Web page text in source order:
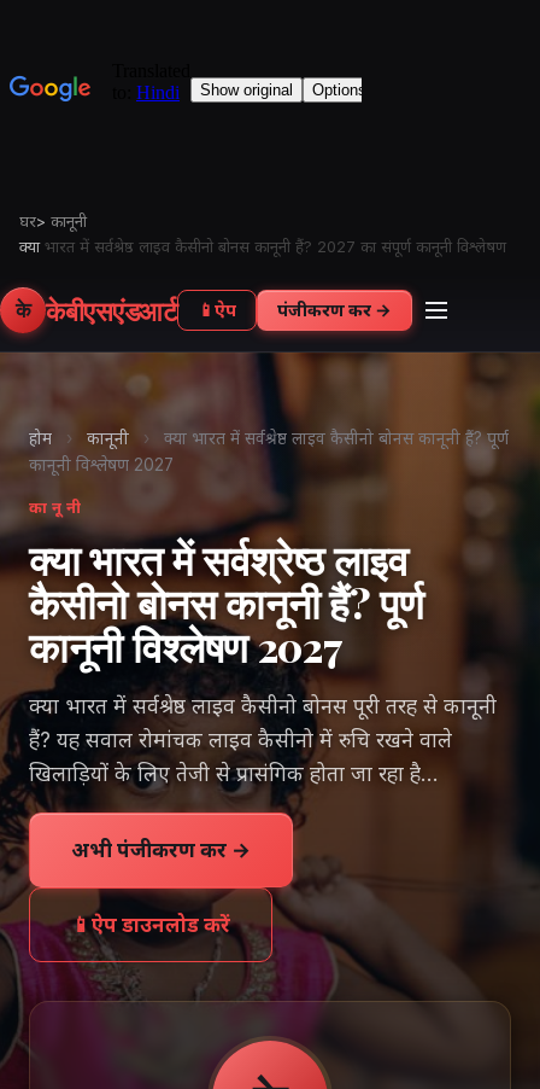
घर> कानूनी
क्याभारत में सर्वश्रेष्ठ लाइव कैसीनो बोनस कानूनी हैं? 2027 का संपूर्ण कानूनी विश्लेषण
के केबीएसएंडआर्ट 📱 ऐप पंजीकरण करें →
होम › कानूनी ›
क्या भारत में सर्वश्रेष्ठ लाइव कैसीनो बोनस कानूनी हैं? पूर्ण
कानूनी विश्लेषण 2027
कानूनी
क्या भारत में सर्वश्रेष्ठ लाइव
कैसीनो बोनस कानूनी हैं? पूर्ण
कानूनी विश्लेषण 2027
क्या भारत में सर्वश्रेष्ठ लाइव कैसीनो बोनस पूरी तरह से कानूनी
हैं? यह सवाल रोमांचक लाइव कैसीनो में रुचि रखने वाले
खिलाड़ियों के लिए तेजी से प्रासंगिक होता जा रहा है…
अभी पंजीकरण करें →
📱ऐप डाउनलोड करें